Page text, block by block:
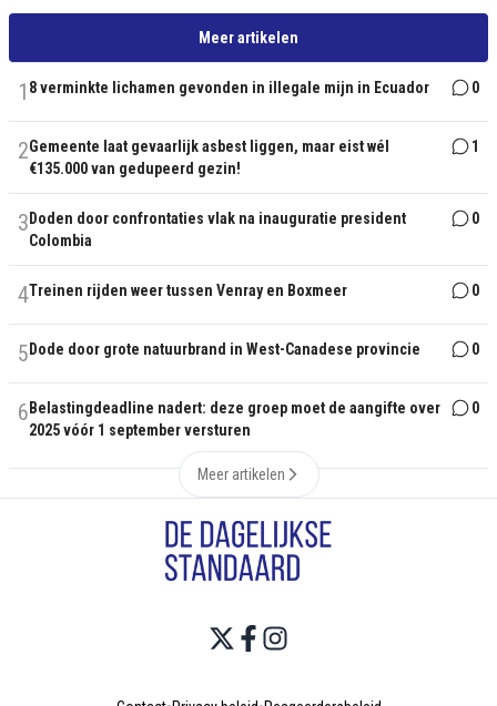
Meer artikelen
1 8 verminkte lichamen gevonden in illegale mijn in Ecuador 0
2Gemeente laat gevaarlijk asbest liggen, maar eist wél
€135.000 van gedupeerd gezin!
1
3 Doden door confrontaties vlak na inauguratie president
Colombia
0
4Treinen rijden weer tussen Venray en Boxmeer 0
5 Dode door grote natuurbrand in West-Canadese provincie 0
6 Belastingdeadline nadert: deze groep moet de aangifte over
2025 vóór 1 september versturen
0
Meer artikelen